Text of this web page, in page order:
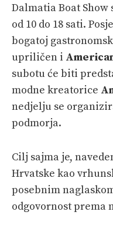
Dalmatia Boat
od 10 do 18 sati.
bogatoj
upriličen i
subotu će biti
modne kreatorice
nedjelju se
podmorja.
Cilj sajma je,
Hrvatske kao
posebnim
odgovornost prema